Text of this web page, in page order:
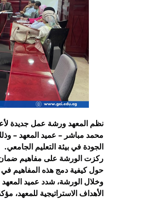
الجودة في بيئة التعليم الجامعي.